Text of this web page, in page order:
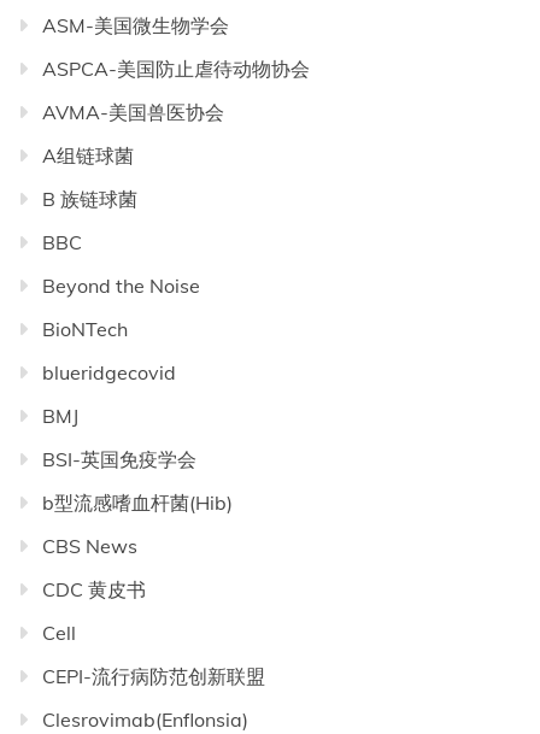
ASM-美国微生物学会
ASPCA-美国防止虐待动物协会
AVMA-美国兽医协会
A组链球菌
B 族链球菌
BBC
Beyond the Noise
BioNTech
blueridgecovid
BMJ
BSI-英国免疫学会
b型流感嗜血杆菌(Hib)
CBS News
CDC 黄皮书
Cell
CEPI-流行病防范创新联盟
Clesrovimab(Enflonsia)